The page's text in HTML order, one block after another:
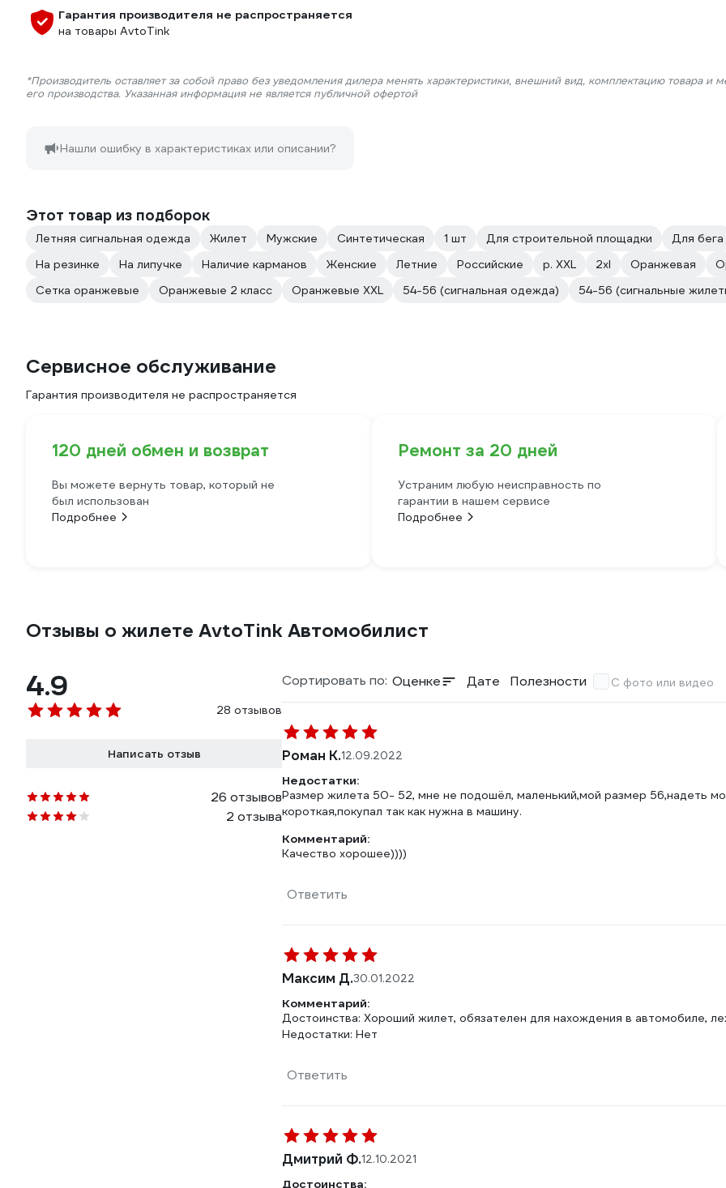
Гарантия производителя не распространяется
на товары AvtoTink
*Производитель оставляет за собой право без уведомления дилера менять характеристики, внешний вид, комплектацию товара и
его производства. Указанная информация не является публичной офертой
Нашли ошибку в характеристиках или описании?
Этот товар из подборок
Летняя сигнальная одежда Жилет Мужские Синтетическая 1 шт Для строительной площадки
Для бега
На резинке
На липучке Наличие карманов Женские Летние Российские р. XXL 2xl Оранжевая
Сетка оранжевые
Оранжевые 2 класс Оранжевые XXL 54-56 (сигнальная одежда) 54-56 (сигнальные
Сервисное обслуживание
Гарантия производителя не распространяется
120 дней обмен и возврат
Вы можете вернуть товар, который не
был использован
Подробнее
Ремонт за 20 дней
Устраним любую неисправность по
гарантии в нашем сервисе
Подробнее
Отзывы о жилете AvtoTink Автомобилист
4.9
28 отзывов
Написать отзыв
26 отзывов
2 отзыва
Сортировать по: Оценке Дате Полезности С фото или видео
Роман К.12.09.2022
Недостатки:
Размер жилета 50- 52, мне не подошёл, маленький,мой размер 56,надеть
короткая,покупал так как нужна в машину.
Комментарий:
Качество хорошее))))
Ответить
Максим Д.30.01.2022
Комментарий:
Достоинства: Хороший жилет, обязателен для нахождения в автомобиле,
Недостатки: Нет
Ответить
Дмитрий Ф.12.10.2021
Достоинства: